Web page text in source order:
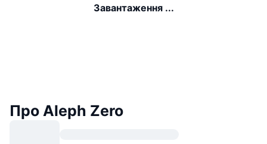
Завантаження ...
Про Aleph Zero